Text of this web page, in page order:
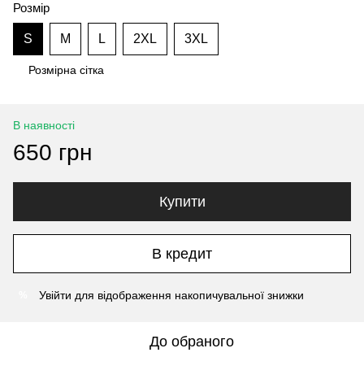
Розмір
S M L 2XL 3XL
Розмірна сітка
В наявності
650 грн
Купити
В кредит
Увійти для відображення накопичувальної знижки
До обраного